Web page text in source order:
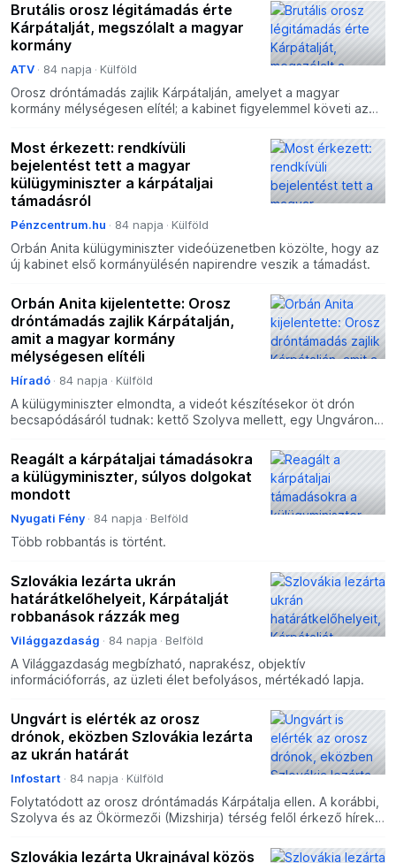
Brutális orosz légitámadás érte
Kárpátalját, megszólalt a magyar
kormány
ATV 84 napja Külföld
Orosz dróntámadás zajlik Kárpátalján, amelyet a magyar
kormány mélységesen elítél; a kabinet figyelemmel követi az
Most érkezett: rendkívüli
bejelentést tett a magyar
külügyminiszter a kárpátaljai
támadásról
Pénzcentrum.hu 84 napja Külföld
Orbán Anita külügyminiszter videóüzenetben közölte, hogy az
új kabinet első kormányülésén napirendre veszik a támadást.
Orbán Anita kijelentette: Orosz
dróntámadás zajlik Kárpátalján,
amit a magyar kormány
mélységesen elítéli
Híradó 84 napja Külföld
A külügyminiszter elmondta, a videót készítésekor öt drón
becsapódásáról tudnak: kettő Szolyva mellett, egy Ungváron,
Reagált a kárpátaljai támadásokra
a külügyminiszter, súlyos dolgokat
mondott
Nyugati Fény 84 napja Belföld
Több robbantás is történt.
Szlovákia lezárta ukrán
határátkelőhelyeit, Kárpátalját
robbanások rázzák meg
Világgazdaság 84 napja Belföld
A Világgazdaság megbízható, naprakész, objektív
információforrás, az üzleti élet befolyásos, mértékadó lapja.
Ungvárt is elérték az orosz
drónok, eközben Szlovákia lezárta
az ukrán határát
Infostart 84 napja Külföld
Folytatódott az orosz dróntámadás Kárpátalja ellen. A korábbi,
Szolyva és az Ökörmezői (Mizshirja) térség felől érkező hírek
Szlovákia lezárta Ukrajnával közös